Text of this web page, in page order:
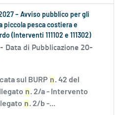
– Avviso pubblico per gli
piccola pesca costiera e
(Interventi 111102 e 111302)
Data di Pubblicazione 20-
sul BURP n. 42 del
n. 2/a - Intervento
n. 2/b -...